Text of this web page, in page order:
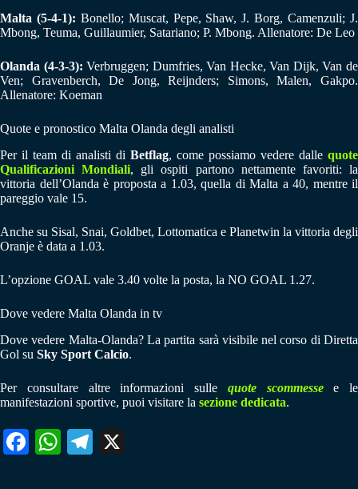
Malta (5-4-1): Bonello; Muscat, Pepe, Shaw, J. Borg, Camenzuli; J.
Mbong, Teuma, Guillaumier, Satariano; P. Mbong. Allenatore: De Leo
Olanda (4-3-3):Verbruggen; Dumfries, Van Hecke, Van Dijk, Van de
Ven; Gravenberch, De Jong, Reijnders; Simons, Malen, Gakpo.
Allenatore: Koeman
Quote e pronostico Malta Olanda degli analisti
Per il team di analisti di Betflag, come possiamo vedere dalle quote
Qualificazioni Mondiali, gli ospiti partono nettamente favoriti: la
vittoria dell’Olanda è proposta a 1.03, quella di Malta a 40, mentre il
pareggio vale 15.
Anche su Sisal, Snai, Goldbet, Lottomatica e Planetwin la vittoria degli
Oranje è data a 1.03.
L’opzione GOAL vale 3.40 volte la posta, la NO GOAL 1.27.
Dove vedere Malta Olanda in tv
Dove vedere Malta-Olanda? La partita sarà visibile nel corso di Diretta
Gol su Sky Sport Calcio.
Per consultare altre informazioni sulle quote scommessee le
manifestazioni sportive, puoi visitare la sezione dedicata.
Fa W
Te